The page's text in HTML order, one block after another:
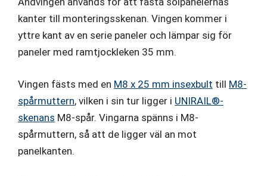
kanter till monteringsskenan. Vingen kommer i
yttre kant av en serie paneler och lämpar sig för
paneler med ramtjockleken 35 mm.
Vingen fästs med en M8 x 25 mm insexbult till M8-
spårmuttern, vilken i sin tur ligger i UNIRAIL®-
skenans M8-spår. Vingarna spänns i M8-
spårmuttern, så att de ligger väl an mot
panelkanten.